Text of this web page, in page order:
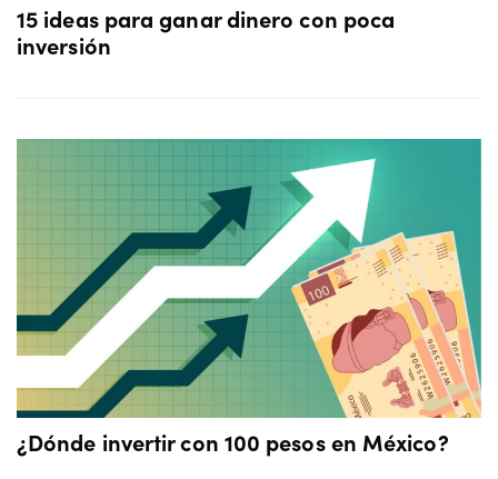
15 ideas para ganar dinero con poca
inversión
¿Dónde invertir con 100 pesos en México?